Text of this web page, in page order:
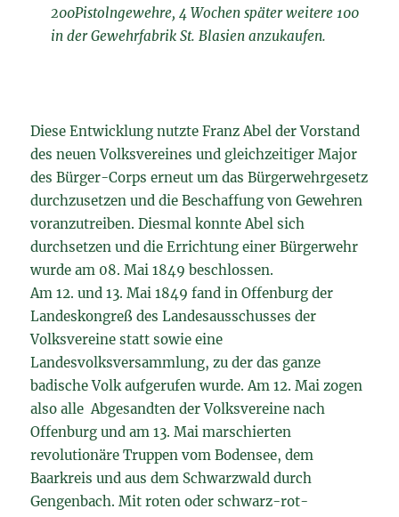
200Pistolngewehre, 4 Wochen später weitere 100
in der Gewehrfabrik St. Blasien anzukaufen.
Diese Entwicklung nutzte Franz Abel der Vorstand
des neuen Volksvereines und gleichzeitiger Major
des Bürger-Corps erneut um das Bürgerwehrgesetz
durchzusetzen und die Beschaffung von Gewehren
voranzutreiben. Diesmal konnte Abel sich
durchsetzen und die Errichtung einer Bürgerwehr
wurde am 08. Mai 1849 beschlossen.
Am 12. und 13. Mai 1849 fand in Offenburg der
Landeskongreß des Landesausschusses der
Volksvereine statt sowie eine
Landesvolksversammlung, zu der das ganze
badische Volk aufgerufen wurde. Am 12. Mai zogen
also alle Abgesandten der Volksvereine nach
Offenburg und am 13. Mai marschierten
revolutionäre Truppen vom Bodensee, dem
Baarkreis und aus dem Schwarzwald durch
Gengenbach. Mit roten oder schwarz-rot-